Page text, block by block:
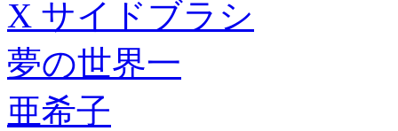
X サイドブラシ
夢の世界一
亜希子